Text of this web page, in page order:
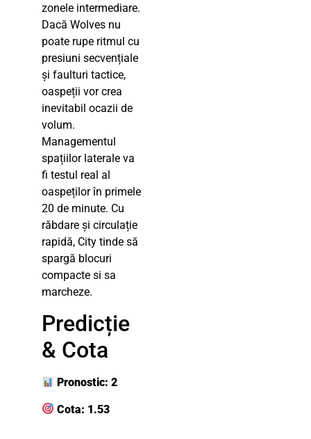
zonele intermediare.
Dacă Wolves nu
poate rupe ritmul cu
presiuni secvențiale
și faulturi tactice,
oaspeții vor crea
inevitabil ocazii de
volum.
Managementul
spațiilor laterale va
fi testul real al
oaspeților în primele
20 de minute. Cu
răbdare și circulație
rapidă, City tinde să
spargă blocuri
compacte si sa
marcheze.
Predicție
& Cota
Pronostic: 2
Cota: 1.53